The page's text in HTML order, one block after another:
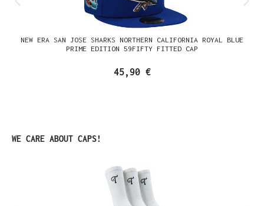
NEW ERA SAN JOSE SHARKS NORTHERN CALIFORNIA ROYAL BLUE
PRIME EDITION 59FIFTY FITTED CAP
45,90 €
Produktgalerie überspringen
WE CARE ABOUT CAPS!